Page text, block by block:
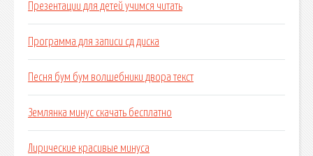
Презентации для детей учимся читать
Программа для записи сд диска
Песня бум бум волшебники двора текст
Землянка минус скачать бесплатно
Лирические красивые минуса